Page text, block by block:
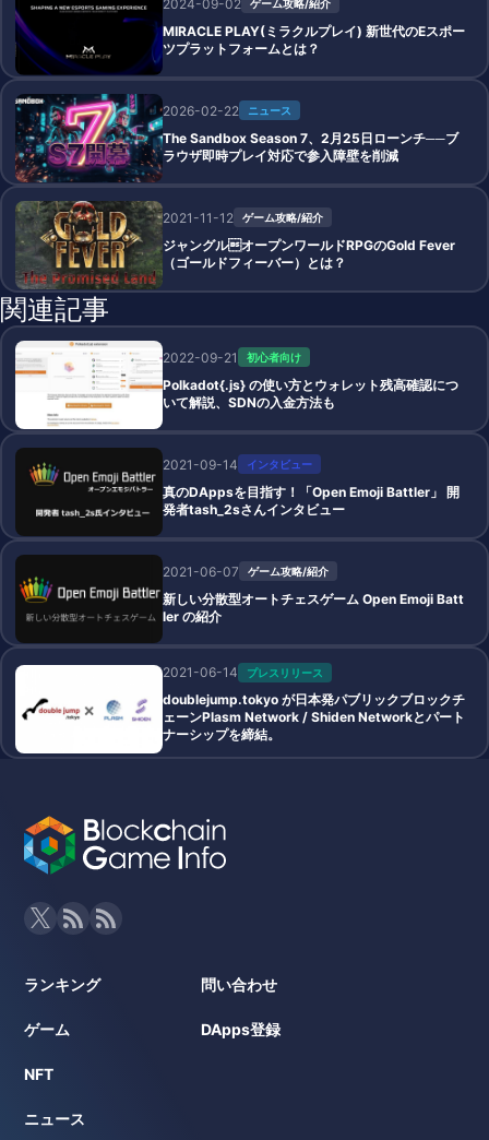
2024-09-02 ゲーム攻略/紹介
MIRACLE PLAY(ミラクルプレイ) 新世代のEスポー
ツプラットフォームとは？
2026-02-22 ニュース
The Sandbox Season 7、2月25日ローンチ──ブ
ラウザ即時プレイ対応で参入障壁を削減
2021-11-12 ゲーム攻略/紹介
ジャングルオープンワールドRPGのGold Fever
（ゴールドフィーバー）とは？
関連記事
2022-09-21 初心者向け
Polkadot{.js} の使い方とウォレット残高確認につ
いて解説、SDNの入金方法も
2021-09-14 インタビュー
真のDAppsを目指す！「Open Emoji Battler」 開
発者tash_2sさんインタビュー
2021-06-07 ゲーム攻略/紹介
新しい分散型オートチェスゲーム Open Emoji Batt
ler の紹介
2021-06-14 プレスリリース
doublejump.tokyo が⽇本発パブリックブロックチ
ェーンPlasm Network / Shiden Networkとパート
ナーシップを締結。
ランキング
ゲーム
NFT
ニュース
問い合わせ
DApps登録